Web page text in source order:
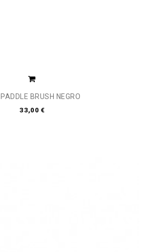
BRUSH NEGRO
33,00 €